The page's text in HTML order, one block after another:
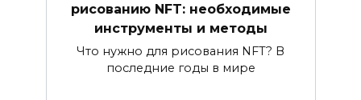
рисованию NFT: необходимые
инструменты и методы
Что нужно для рисования NFT? В
последние годы в мире